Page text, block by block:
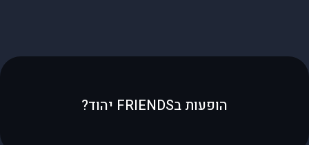
הופעות בFRIENDS יהוד?